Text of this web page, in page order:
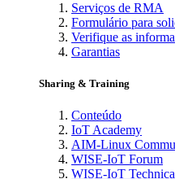
Serviços de RMA
Formulário para
Verifique as
Garantias
Sharing & Training
Conteúdo
IoT Academy
AIM-Linux
WISE-IoT Forum
WISE-IoT